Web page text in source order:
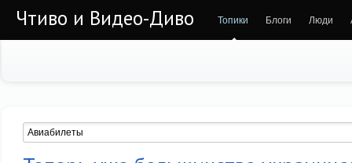
Чтиво и Видео-Диво Топики Блоги Люди